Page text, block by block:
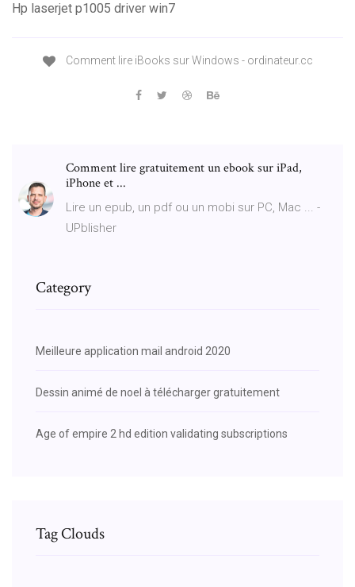
Hp laserjet p1005 driver win7
Comment lire iBooks sur Windows - ordinateur.cc
Comment lire gratuitement un ebook sur iPad,
iPhone et ...
Lire un epub, un pdf ou un mobi sur PC, Mac ... -
UPblisher
Category
Meilleure application mail android 2020
Dessin animé de noel à télécharger gratuitement
Age of empire 2 hd edition validating subscriptions
Tag Clouds